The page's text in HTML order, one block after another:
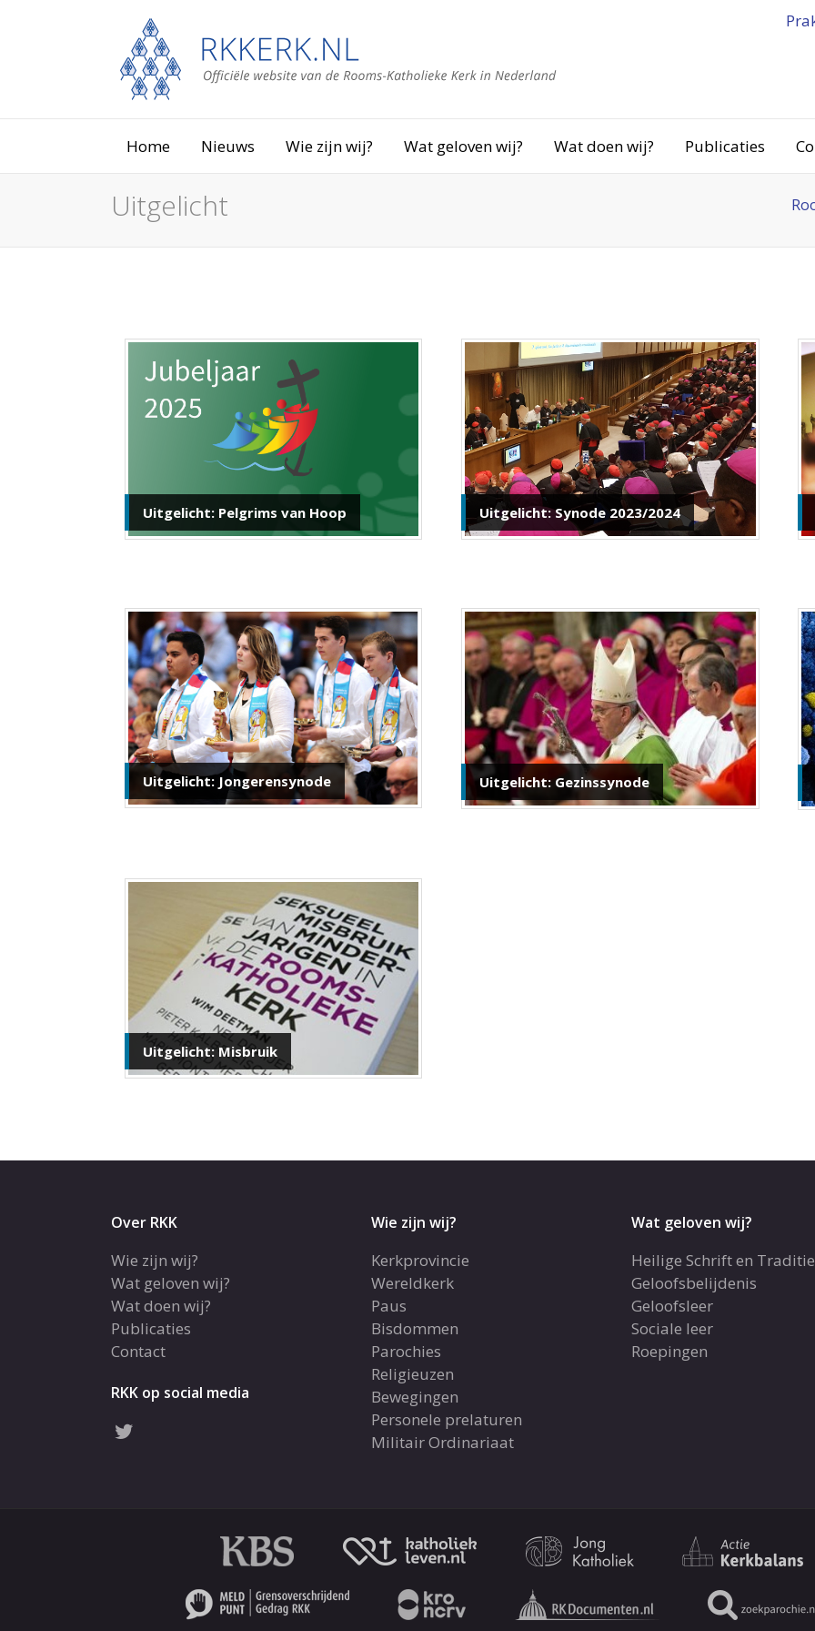
Home Nieuws Wie zijn wij? Wat geloven wij? Wat doen wij? Publicaties
Uitgelicht
Uitgelicht: Pelgrims van Hoop Uitgelicht: Synode 2023/2024
Uitgelicht: Jongerensynode Uitgelicht: Gezinssynode
Uitgelicht: Misbruik
Over RKK
Wie zijn wij?
Wat geloven wij?
Wat doen wij?
Publicaties
Contact
RKK op social media
Wie zijn wij?
Kerkprovincie
Wereldkerk
Paus
Bisdommen
Parochies
Religieuzen
Bewegingen
Personele prelaturen
Militair Ordinariaat
Wat geloven wij?
Heilige Schrift en Traditie
Geloofsbelijdenis
Geloofsleer
Sociale leer
Roepingen